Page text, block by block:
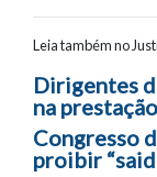
Leia também no
Dirigentes
na
Congresso
proibir